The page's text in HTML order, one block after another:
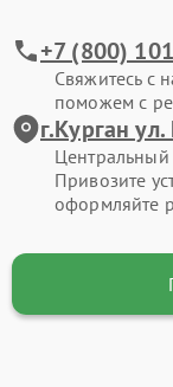
+7 (800)
Свяжитесь с
поможем с
г.Курган
Центральный
Привозите
оформляйте